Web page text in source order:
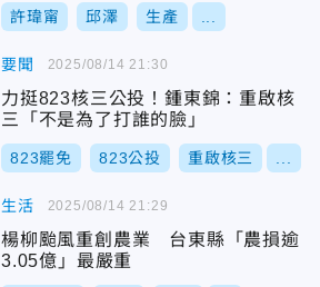
許瑋甯 邱澤 生產
要聞
力挺823核三公投！鍾東錦：重啟核
三「不是為了打誰的臉」
823罷免 823公投 重啟核三
2025/08/14 21:30
生活
楊柳颱風重創農業 台東縣「農損逾
3.05億」最嚴重
2025/08/14 21:29